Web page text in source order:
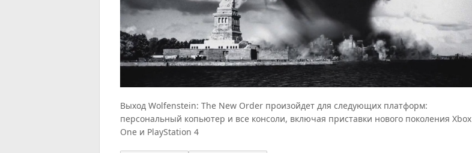
Выход Wolfenstein: The New Order произойдет для следующих платформ:
персональный копьютер и все консоли, включая приставки нового поколения Xbox
One и PlayStation 4